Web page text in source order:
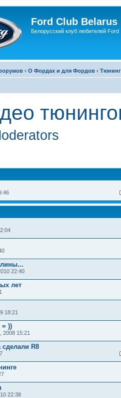
Ford Club Belarus
Белорусский клуб любителей Ford
‹ О Фордах и для Фордов ‹ Тюнинг
22:40
лет
18:21
= ))
2008 15:21
R8
22:38